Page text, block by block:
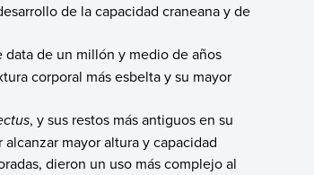
de la capacidad craneana y de
data de un millón y medio de años
corporal más esbelta y su mayor
, y sus restos más antiguos en su
mayor altura y capacidad
dieron un uso más complejo al